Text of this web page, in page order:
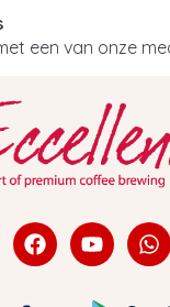
een van onze